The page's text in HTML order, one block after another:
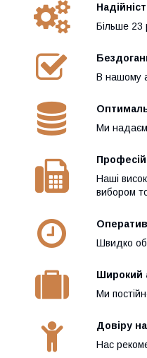
Більше 23
В нашому
Ми
Наші
вибором
Швидко
Широкий
Ми
Довіру
Нас